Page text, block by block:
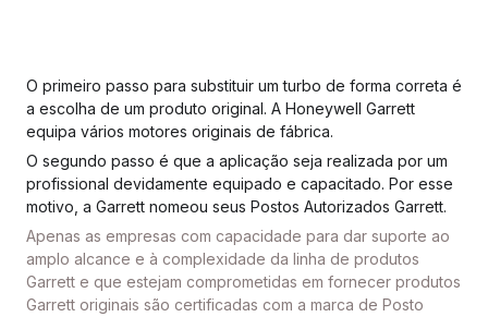
O primeiro passo para substituir um turbo de forma correta é
a escolha de um produto original. A Honeywell Garrett
equipa vários motores originais de fábrica.
O segundo passo é que a aplicação seja realizada por um
profissional devidamente equipado e capacitado. Por esse
motivo, a Garrett nomeou seus Postos Autorizados Garrett.
Apenas as empresas com capacidade para dar suporte ao
amplo alcance e à complexidade da linha de produtos
Garrett e que estejam comprometidas em fornecer produtos
Garrett originais são certificadas com a marca de Posto